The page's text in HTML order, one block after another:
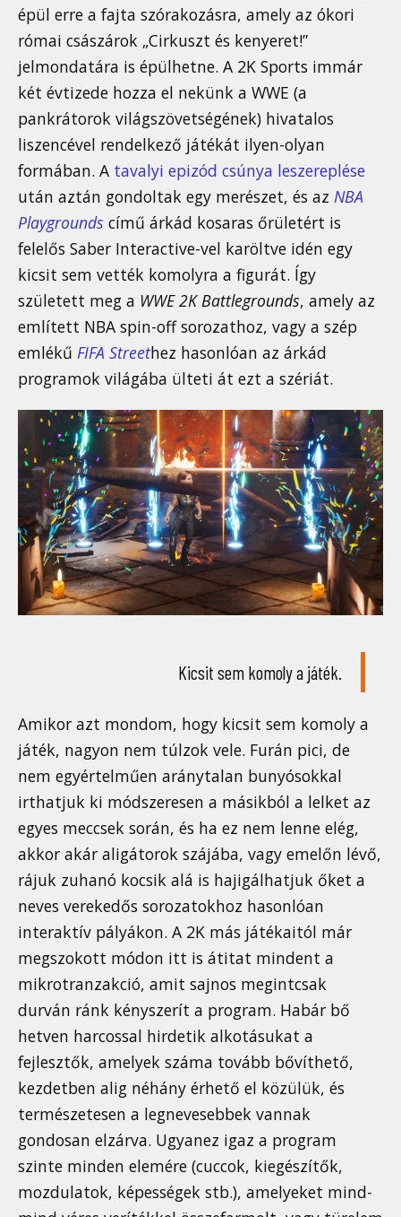
épül erre a fajta szórakozásra, amely az ókori
római császárok „Cirkuszt és kenyeret!”
jelmondatára is épülhetne. A 2K Sports immár
két évtizede hozza el nekünk a WWE (a
pankrátorok világszövetségének) hivatalos
liszencével rendelkező játékát ilyen-olyan
formában. A tavalyi epizód csúnya leszereplése
után aztán gondoltak egy merészet, és az NBA
Playgrounds című árkád kosaras őrületért is
felelős Saber Interactive-vel karöltve idén egy
kicsit sem vették komolyra a figurát. Így
született meg a WWE 2K Battlegrounds, amely az
említett NBA spin-off sorozathoz, vagy a szép
emlékű FIFA Streethez hasonlóan az árkád
programok világába ülteti át ezt a szériát.
Kicsit sem komoly a játék.
Amikor azt mondom, hogy kicsit sem komoly a
játék, nagyon nem túlzok vele. Furán pici, de
nem egyértelműen aránytalan bunyósokkal
irthatjuk ki módszeresen a másikból a lelket az
egyes meccsek során, és ha ez nem lenne elég,
akkor akár aligátorok szájába, vagy emelőn lévő,
rájuk zuhanó kocsik alá is hajigálhatjuk őket a
neves verekedős sorozatokhoz hasonlóan
interaktív pályákon. A 2K más játékaitól már
megszokott módon itt is átitat mindent a
mikrotranzakció, amit sajnos megintcsak
durván ránk kényszerít a program. Habár bő
hetven harcossal hirdetik alkotásukat a
fejlesztők, amelyek száma tovább bővíthető,
kezdetben alig néhány érhető el közülük, és
természetesen a legnevesebbek vannak
gondosan elzárva. Ugyanez igaz a program
szinte minden elemére (cuccok, kiegészítők,
mozdulatok, képességek stb.), amelyeket mind-